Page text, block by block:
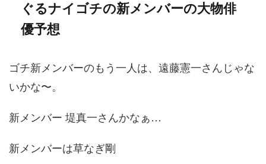
ぐるナイゴチの新メンバーの大物俳
優予想
ゴチ新メンバーのもう一人は、遠藤憲一さんじゃな
いかな〜。
新メンバー 堤真一さんかなぁ…
新メンバーは草なぎ剛